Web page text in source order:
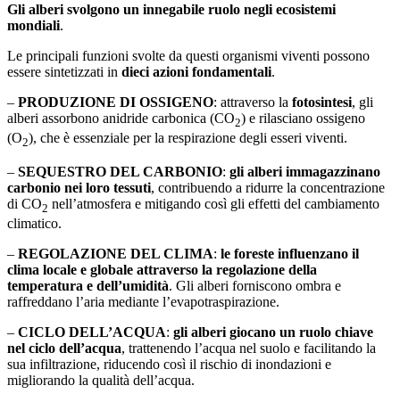
Gli alberi svolgono un innegabile ruolo negli ecosistemi
mondiali.
Le principali funzioni svolte da questi organismi viventi possono
essere sintetizzati in dieci azioni fondamentali.
– PRODUZIONE DI OSSIGENO: attraverso la fotosintesi, gli
alberi assorbono anidride carbonica (CO2) e rilasciano ossigeno
(O2), che è essenziale per la respirazione degli esseri viventi.
– SEQUESTRO DEL CARBONIO: gli alberi immagazzinano
carbonio nei loro tessuti, contribuendo a ridurre la concentrazione
di CO2 nell’atmosfera e mitigando così gli effetti del cambiamento
climatico.
– REGOLAZIONE DEL CLIMA: le foreste influenzano il
clima locale e globale attraverso la regolazione della
temperatura e dell’umidità. Gli alberi forniscono ombra e
raffreddano l’aria mediante l’evapotraspirazione.
– CICLO DELL’ACQUA: gli alberi giocano un ruolo chiave
nel ciclo dell’acqua, trattenendo l’acqua nel suolo e facilitando la
sua infiltrazione, riducendo così il rischio di inondazioni e
migliorando la qualità dell’acqua.